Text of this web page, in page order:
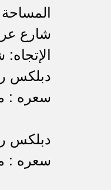
المساحة 267م
شارع
دبلكس رقم 1
سعره :
دبلكس رقم 2
سعره :